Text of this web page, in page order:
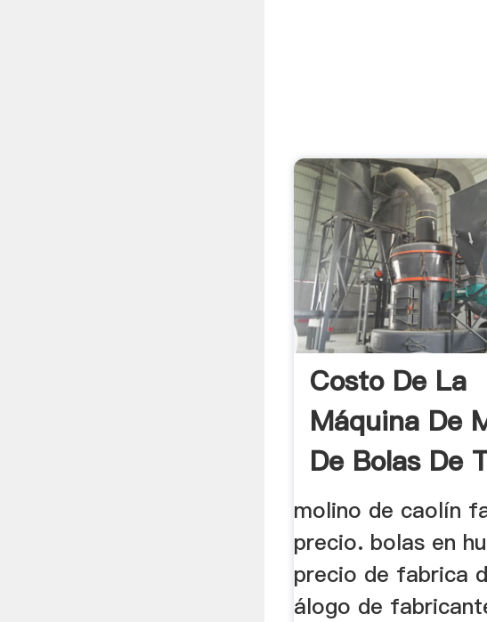
Costo De La
Máquina De
De Bolas De
Húmedo
molino de caolín
precio. bolas en
precio de fabrica
álogo de